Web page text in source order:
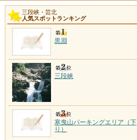
三段峡・芸北
人気スポットランキング
黒淵
三段峡
寒曳山パーキングエリア（下
り）